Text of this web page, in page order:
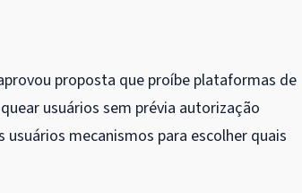
proposta que proíbe plataformas de
usuários sem prévia autorização
usuários mecanismos para escolher quais